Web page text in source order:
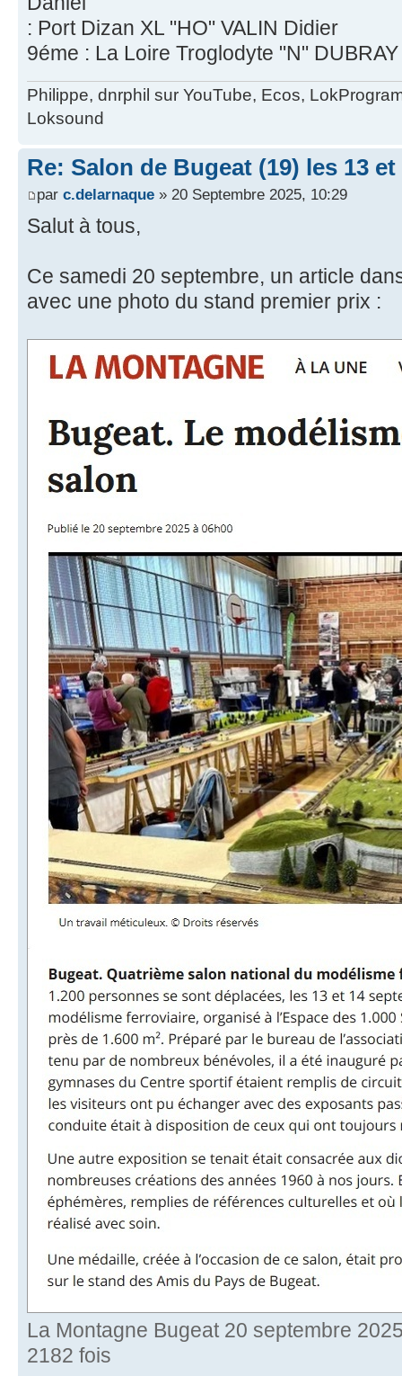
: Port Dizan XL "HO" VALIN Didier
9éme : La Loire Troglodyte "N"
Philippe, dnrphil sur YouTube, Ecos,
Loksound
Re: Salon de Bugeat (19) les 13
par c.delarnaque » 20 Septembre 2025, 10:29
Salut à tous,
Ce samedi 20 septembre, un article
avec une photo du stand premier prix :
La Montagne Bugeat 20 septembre
2182 fois